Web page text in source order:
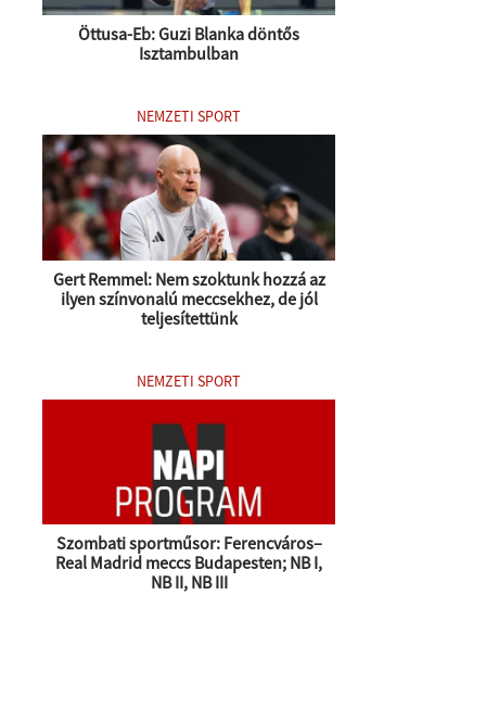
Öttusa-Eb: Guzi Blanka döntős
Isztambulban
NEMZETI SPORT
Gert Remmel: Nem szoktunk hozzá az
ilyen színvonalú meccsekhez, de jól
teljesítettünk
NEMZETI SPORT
Szombati sportműsor: Ferencváros–
Real Madrid meccs Budapesten; NB I,
NB II, NB III